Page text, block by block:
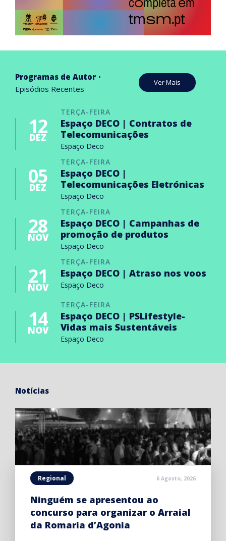
Programas de Autor
Episódios Recentes
Ver Mais
TERÇA-FEIRA
12
DEZ
Espaço DECO | Contratos de
Telecomunicações
Espaço Deco
TERÇA-FEIRA
05
DEZ
Espaço DECO |
Telecomunicações Eletrónicas
Espaço Deco
TERÇA-FEIRA
28
NOV
Espaço DECO | Campanhas de
promoção de produtos
Espaço Deco
TERÇA-FEIRA
21
NOV
Espaço DECO | Atraso nos voos
Espaço Deco
TERÇA-FEIRA
14
NOV
Espaço DECO | PSLifestyle-
Vidas mais Sustentáveis
Espaço Deco
Notícias
Regional 6 Agosto, 2026
Ninguém se apresentou ao
concurso para organizar o Arraial
da Romaria d’Agonia